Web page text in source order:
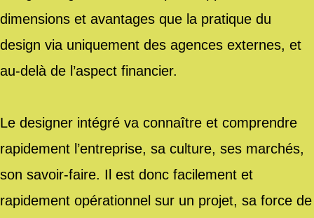
dimensions et avantages que la pratique du
design via uniquement des agences externes, et
au-delà de l’aspect financier.
Le designer intégré va connaître et comprendre
rapidement l’entreprise, sa culture, ses marchés,
son savoir-faire. Il est donc facilement et
rapidement opérationnel sur un projet, sa force de